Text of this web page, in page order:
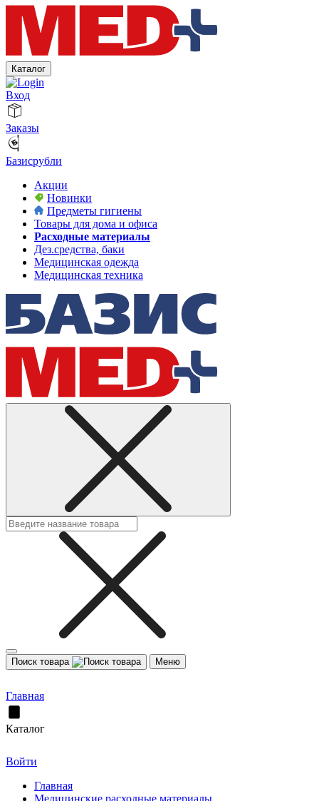
Каталог
Вход
Заказы
Базисрубли
Акции
Новинки
Предметы гигиены
Товары для дома и офиса
Расходные материалы
Дез.средства, баки
Медицинская одежда
Медицинская техника
Поиск товара Меню
Главная
Каталог
Войти
Главная
Медицинские расходные материалы